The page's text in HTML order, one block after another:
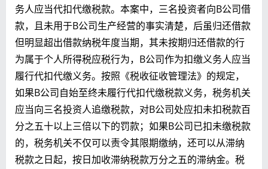
务人应当代扣代缴税款。本案中，三名投资者向B公司借
款，且未用于B公司生产经营的事实清楚，后虽归还借款
但明显超出借款纳税年度当期，其未按期归还借款的行
为属于个人所得税应税行为，B公司作为扣缴义务人应当
履行代扣代缴义务。按照《税收征收管理法》的规定，
如果B公司自始至终未履行代扣代缴税款义务，税务机关
应当向三名投资人追缴税款，对B公司处应扣未扣税款百
分之五十以上三倍以下的罚款；如果B公司已扣未缴税款
的，税务机关不仅可以责令其限期缴纳，还可以从滞纳
税款之日起，按日加收滞纳税款万分之五的滞纳金。税